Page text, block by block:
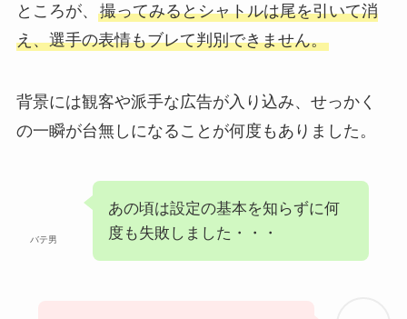
ところが、 撮ってみるとシャトルは尾を引いて消
え、選手の表情もブレて判別できません。
背景には観客や派手な広告が入り込み、せっかく
の一瞬が台無しになることが何度もありました。
バテ男
あの頃は設定の基本を知らずに何
度も失敗しました・・・